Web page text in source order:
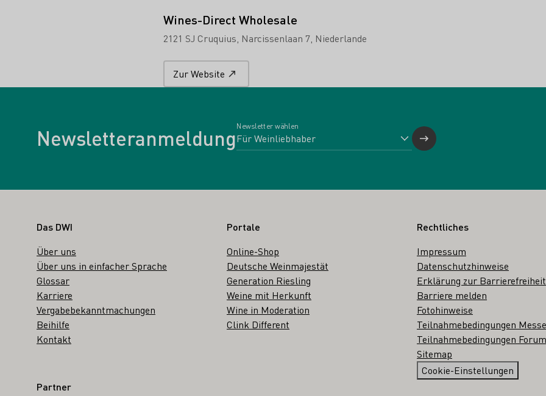
Wines-Direct Wholesale
2121 SJ Cruquius Narcissenlaan 7 Niederlande
Zur Website
Newsletteranmeldung
Newsletter wählen
Fußbereich
Das DWI
Über uns
Über uns in einfacher Sprache
Glossar
Karriere
Vergabebekanntmachungen
Beihilfe
Kontakt
Portale
Online-Shop
Deutsche Weinmajestät
Generation Riesling
Weine mit Herkunft
Wine in Moderation
Clink Different
Rechtliches
Impressum
Datenschutzhinweise
Erklärung zur Barrierefreiheit
Barriere melden
Fotohinweise
Teilnahmebedingungen
Teilnahmebedingungen
Sitemap
Cookie-Einstellungen
Partner